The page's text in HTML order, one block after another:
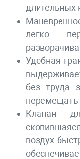
длительных
легко
Удобная
без труда
перемещать
Клапан
воздух